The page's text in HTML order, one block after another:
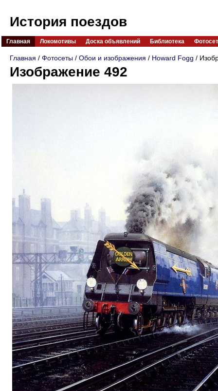
История поездов
Главная Локомотивы Доска объявлений Библиотека
Главная / Фотосеты / Обои и изображения / Howard Fogg /
Изображение 492